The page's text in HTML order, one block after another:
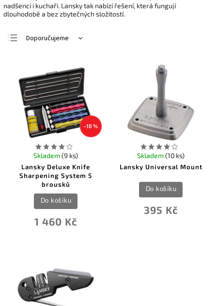
nadšenci i kuchaři. Lansky tak nabízí řešení, která fungují
dlouhodobě a bez zbytečných složitostí.
Doporučujeme
Nejdražší
Nejprodávanější
Abecedně
–18 %
Lansky Deluxe Knife
Sharpening System 5
brousků
Skladem(9 ks)
1 460 Kč
Do košíku
Lansky Universal Mount
Skladem(10 ks)
395 Kč
Do košíku